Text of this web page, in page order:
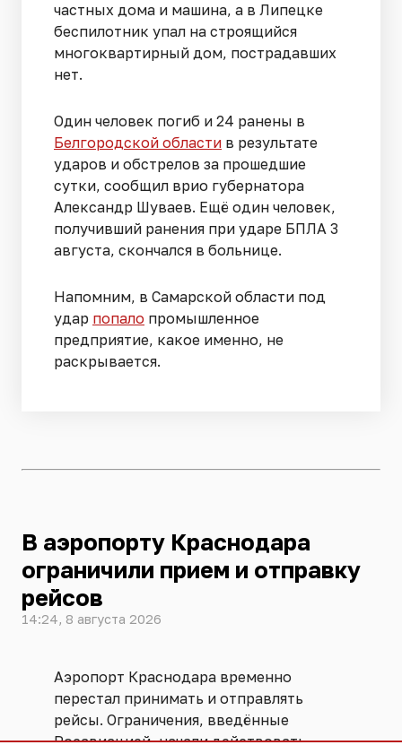
частных дома и машина, а в Липецке
беспилотник упал на строящийся
многоквартирный дом, пострадавших
нет.
Один человек погиб и 24 ранены в
Белгородской области в результате
ударов и обстрелов за прошедшие
сутки, сообщил врио губернатора
Александр Шуваев. Ещё один человек,
получивший ранения при ударе БПЛА 3
августа, скончался в больнице.
Напомним, в Самарской области под
удар попало промышленное
предприятие, какое именно, не
раскрывается.
В аэропорту Краснодара
ограничили прием и отправку
рейсов
14:24, 8 августа 2026
Аэропорт Краснодара временно
перестал принимать и отправлять
рейсы. Ограничения, введённые